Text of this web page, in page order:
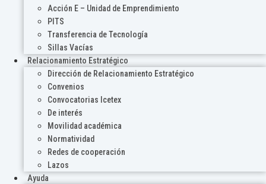
Acción E – Unidad de Emprendimiento
PITS
Transferencia de Tecnología
Sillas Vacías
Relacionamiento Estratégico
Dirección de Relacionamiento Estratégico
Convenios
Convocatorias Icetex
De interés
Movilidad académica
Normatividad
Redes de cooperación
Lazos
Ayuda